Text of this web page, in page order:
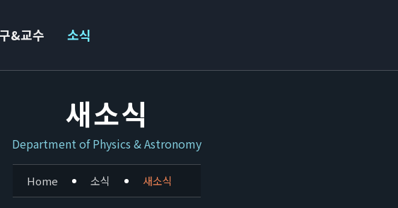
&교수 소식
새소식
Department of Physics & Astronomy
Home 소식 새소식